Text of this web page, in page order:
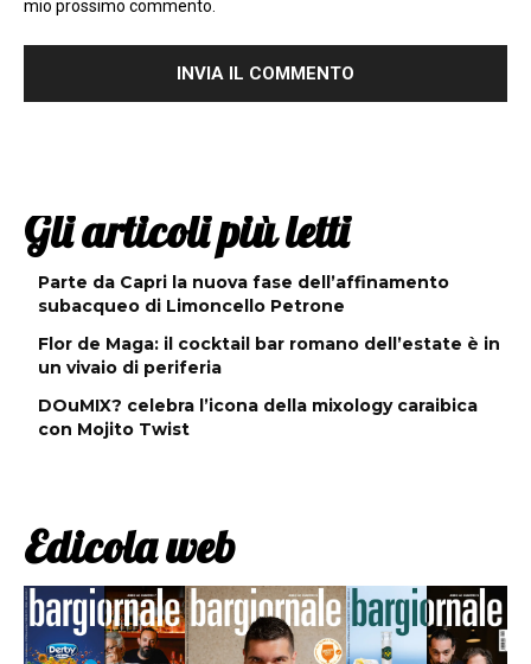
mio prossimo commento.
Gli articoli più letti
Parte da Capri la nuova fase dell’affinamento
subacqueo di Limoncello Petrone
Flor de Maga: il cocktail bar romano dell’estate è in
un vivaio di periferia
DOuMIX? celebra l’icona della mixology caraibica
con Mojito Twist
Edicola web